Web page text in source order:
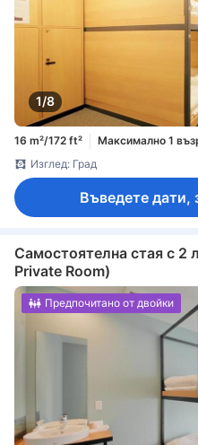
1/8
16 m²/172 ft² Максимално 1
Изглед: Град
Въведете дати,
Самостоятелна стая с 2
Private Room)
Предпочитано от двойки